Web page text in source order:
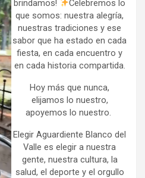
brindamos!
Celebremos lo
que somos: nuestra alegría,
nuestras tradiciones y ese
sabor que ha estado en cada
fiesta, en cada encuentro y
en cada historia compartida.
Hoy más que nunca,
elijamos lo nuestro,
apoyemos lo nuestro.
Elegir Aguardiente Blanco del
Valle es elegir a nuestra
gente, nuestra cultura, la
salud, el deporte y el orgullo